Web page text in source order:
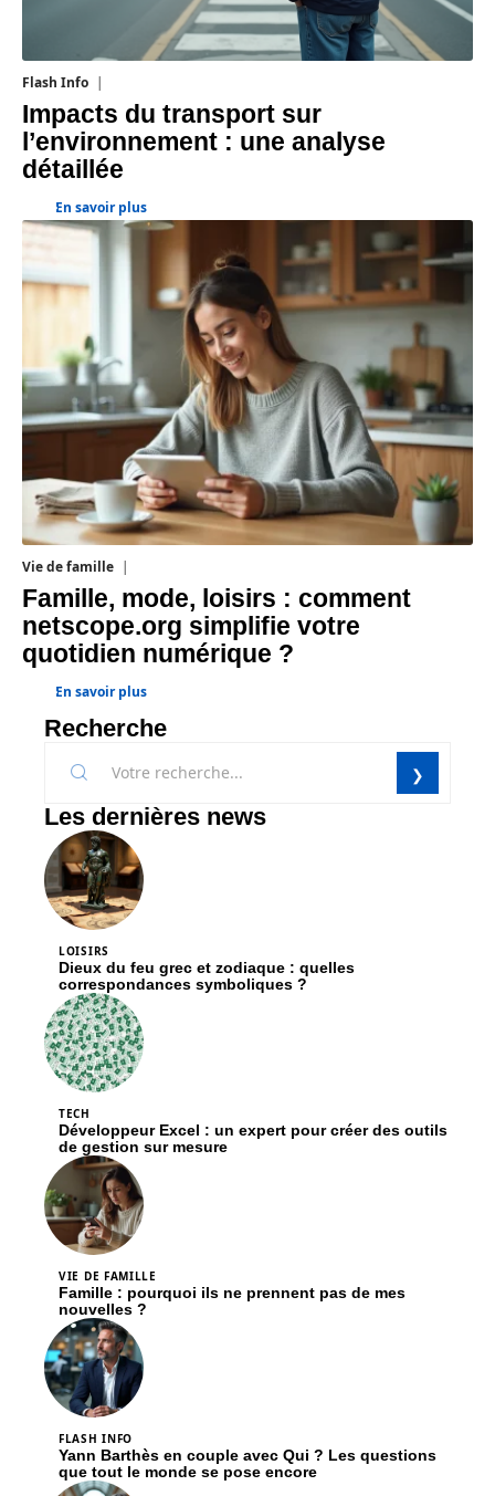
Flash Info
Impacts du transport sur
l’environnement : une analyse
détaillée
En savoir plus
Vie de famille
Famille, mode, loisirs : comment
netscope.org simplifie votre
quotidien numérique ?
En savoir plus
Recherche
Les dernières news
LOISIRS
Dieux du feu grec et zodiaque : quelles
correspondances symboliques ?
TECH
Développeur Excel : un expert pour créer des outils
de gestion sur mesure
VIE DE FAMILLE
Famille : pourquoi ils ne prennent pas de mes
nouvelles ?
FLASH INFO
Yann Barthès en couple avec Qui ? Les questions
que tout le monde se pose encore